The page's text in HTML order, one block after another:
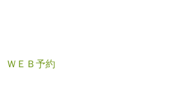
ＷＥＢ予約